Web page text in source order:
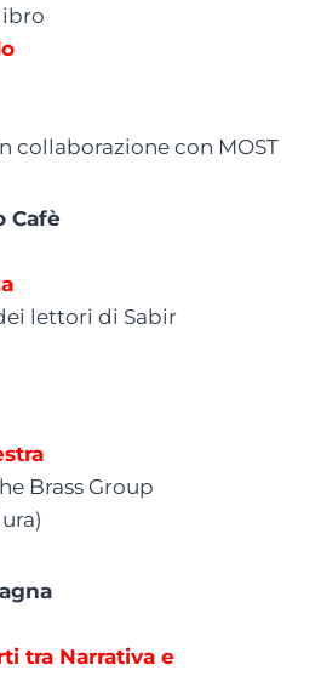
collaborazione con MOST
Cafè
lettori di Sabir
Brass Group
tra Narrativa e